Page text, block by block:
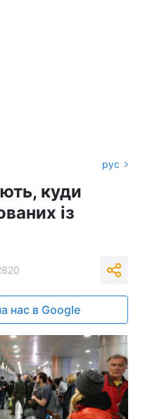
рус
куди
із
нас в Google